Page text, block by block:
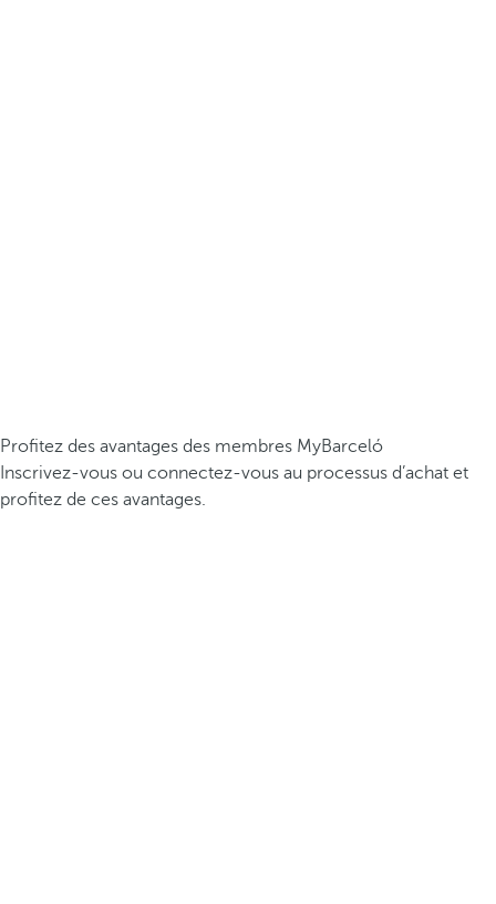
Profitez des avantages des membres MyBarceló
Inscrivez-vous ou connectez-vous au processus d’achat et
profitez de ces avantages.